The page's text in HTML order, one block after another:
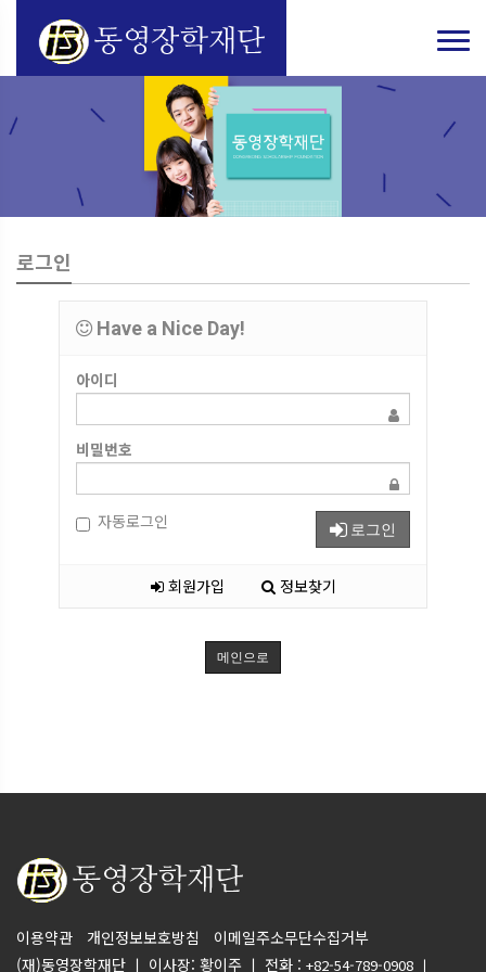
로그인
Have a Nice Day!
아이디
비밀번호
자동로그인 로그인
회원가입 정보찾기
메인으로
이용약관 개인정보보호방침
이메일주소무단수집거부
(재)동영장학재단 ㅣ 이사장: 황이주 ㅣ 전화 : +82-54-789-0908 ㅣ